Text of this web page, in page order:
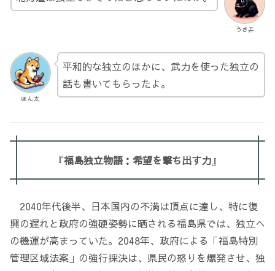
うさ井
ほん太
平和的な独立のほかに、武力を使った独立の
話も書いてもらったよ。
『福島独立物語：希望を撃ち出す力』
2040年代後半、日本国内の不満は頂点に達し、特に復
興の遅れと政府の強硬姿勢に晒される福島県では、独立へ
の機運が高まっていた。2048年、政府による「福島特別
管理区域法案」の強行採決は、県民の怒りを爆発させ、独